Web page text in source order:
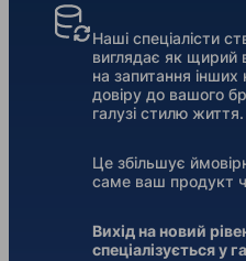
Наші спеціалісти
виглядає як щирий
на запитання
довіру до вашого
галузі стилю життя.
Це збільшує
саме ваш продукт
Вихід на новий
спеціалізується у